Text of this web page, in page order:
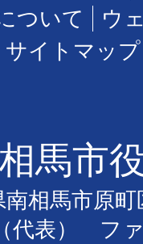
ついて
ウ
サイトマップ
馬市
相馬市原町
（代表） フ